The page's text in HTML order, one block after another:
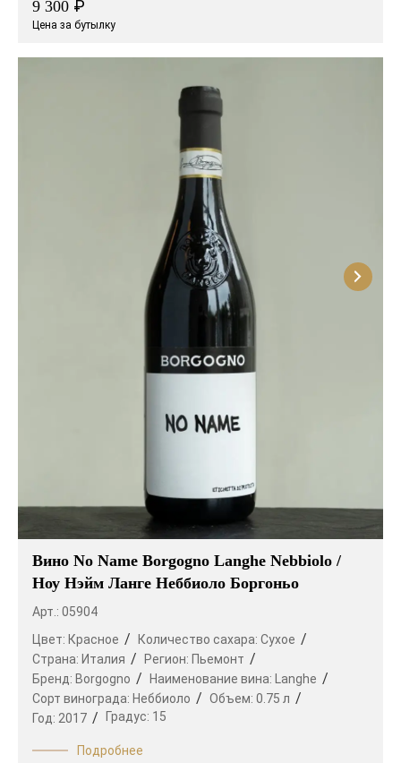
9 300 ₽
Цена за бутылку
Вино No Name Borgogno Langhe Nebbiolo /
Ноу Нэйм Ланге Неббиоло Боргоньо
Арт.: 05904
Цвет: Красное Количество сахара: Сухое
Страна: Италия Регион: Пьемонт
Бренд: Borgogno Наименование вина:
Langhe
Сорт винограда: Неббиоло Объем: 0.75 л
Год: 2017 Градус: 15
Подробнее